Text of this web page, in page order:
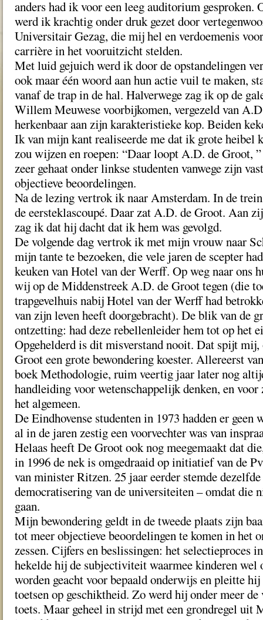
anders had ik voor een leeg auditorium gesproken.
werd ik krachtig onder druk gezet door
Universitair Gezag, die mij hel en verdoemenis
carrière in het vooruitzicht stelden.
Met luid gejuich werd ik door de opstandelingen
ook maar één woord aan hun actie vuil te maken,
vanaf de trap in de hal. Halverwege zag ik op de
Willem Meuwese voorbijkomen, vergezeld van
herkenbaar aan zijn karakteristieke kop. Beiden
Ik van mijn kant realiseerde me dat ik grote heibel
zou wijzen en roepen: “Daar loopt A.D. de Groot,
zeer gehaat onder linkse studenten vanwege zijn
objectieve beoordelingen.
Na de lezing vertrok ik naar Amsterdam. In de
de eersteklascoupé. Daar zat A.D. de Groot. Aan
zag ik dat hij dacht dat ik hem was gevolgd.
De volgende dag vertrok ik met mijn vrouw naar
mijn tante te bezoeken, die vele jaren de scepter
keuken van Hotel van der Werff. Op weg naar ons
wij op de Middenstreek A.D. de Groot tegen (die
trapgevelhuis nabij Hotel van der Werff had
van zijn leven heeft doorgebracht). De blik van de
ontzetting: had deze rebellenleider hem tot op het
Opgehelderd is dit misverstand nooit. Dat spijt
Groot een grote bewondering koester. Allereerst
boek Methodologie, ruim veertig jaar later nog
handleiding voor wetenschappelijk denken, en
het algemeen.
De Eindhovense studenten in 1973 hadden er geen
al in de jaren zestig een voorvechter was van
Helaas heeft De Groot ook nog meegemaakt dat
in 1996 de nek is omgedraaid op initiatief van de
van minister Ritzen. 25 jaar eerder stemde
democratisering van de universiteiten – omdat die
gaan.
Mijn bewondering geldt in de tweede plaats zijn
tot meer objectieve beoordelingen te komen in het
zessen. Cijfers en beslissingen: het selectieproces
hekelde hij de subjectiviteit waarmee kinderen wel
worden geacht voor bepaald onderwijs en pleitte
toetsen op geschiktheid. Zo werd hij onder meer
toets. Maar geheel in strijd met een grondregel uit